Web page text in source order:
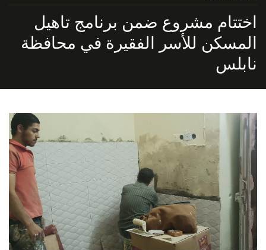
اختتام مشروع ضمن برنامج تاهيل
المسكن للأسر الفقيرة في محافظة
نابلس